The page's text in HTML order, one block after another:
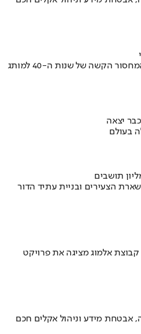
איך אסם הפכה את תקופת הצנע והמחסור הקשה של שנות ה-40 למותג
יצאה
בעולם
הצעירים ובניית עתיד הדור
קבוצת אלמוג מציגה את פרויקט MALA: מגדלי הפרימיום האחרונים
אבטחת מידע וניהול אקלים חכם